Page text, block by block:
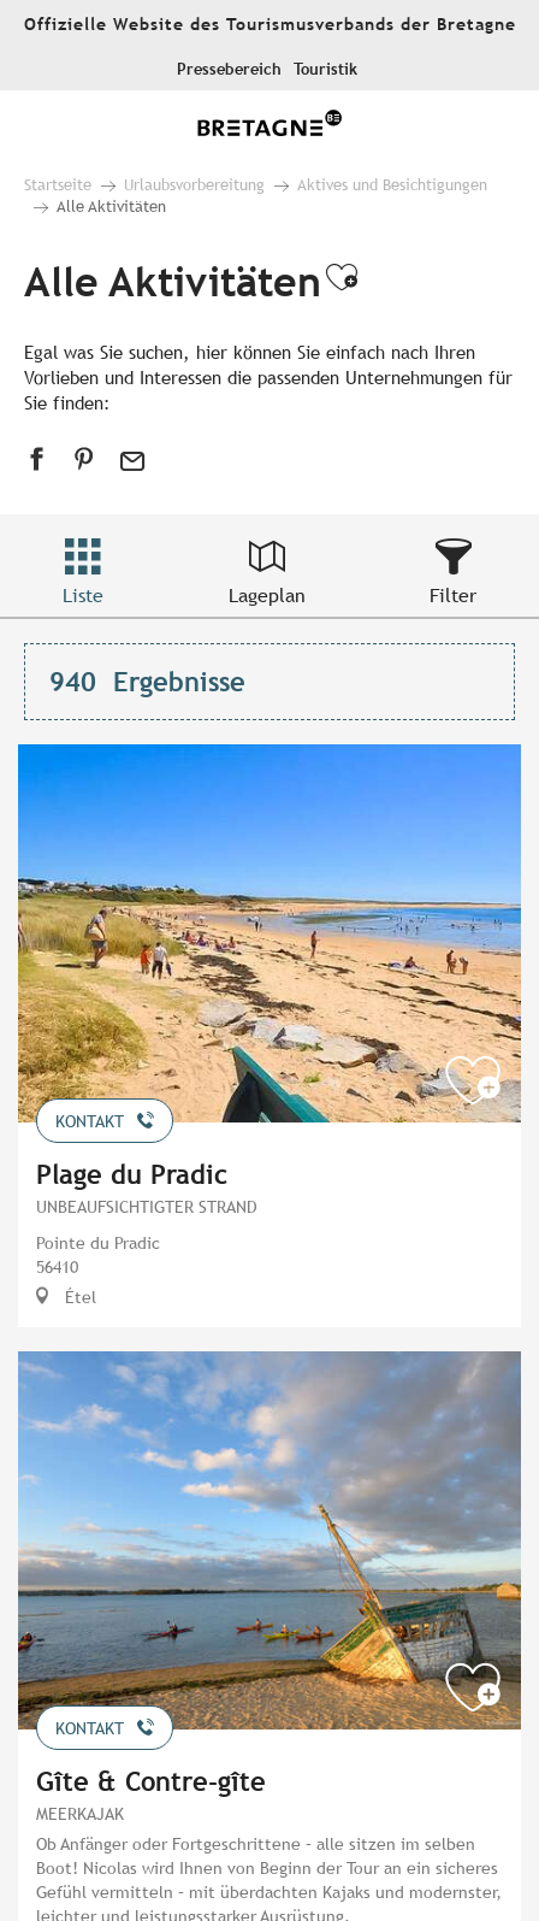
AllerOffizielle Website des Tourismusverbands der Bretagne
Pressebereich Touristik
Startseite Urlaubsvorbereitung
Aktives und Besichtigungen
Alle Aktivitäten
Alle AktivitätenAjouter
Egal was Sie suchen, hier können Sie einfach nach Ihren
Vorlieben und Interessen die passenden Unternehmungen für
Sie finden:
Liste Lageplan Filter
940 Ergebnisse
KONTAKT
Plage du Pradic
UNBEAUFSICHTIGTER STRAND
Pointe du Pradic
56410
Étel
KONTAKT
Gîte & Contre-gîte
MEERKAJAK
Ob Anfänger oder Fortgeschrittene – alle sitzen im selben
Boot! Nicolas wird Ihnen von Beginn der Tour an ein sicheres
Gefühl vermitteln – mit überdachten Kajaks und modernster,
leichter und leistungsstarker Ausrüstung.